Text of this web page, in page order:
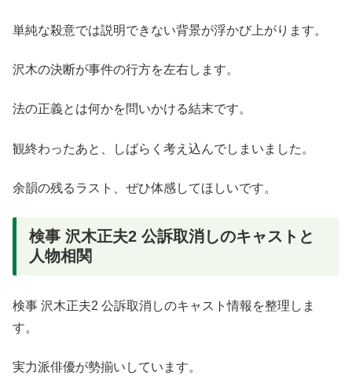
単純な殺意では説明できない背景が浮かび上がります。
沢木の決断が事件の行方を左右します。
法の正義とは何かを問いかける結末です。
観終わったあと、しばらく考え込んでしまいました。
余韻の残るラスト、ぜひ体感してほしいです。
検事 沢木正夫2 公訴取消しのキャストと
人物相関
検事 沢木正夫2 公訴取消しのキャスト情報を整理しま
す。
実力派俳優が勢揃いしています。